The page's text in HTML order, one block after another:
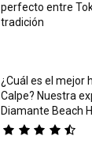
perfecto entre
tradición
¿Cuál es el mejor
Calpe? Nuestra
Diamante Beach